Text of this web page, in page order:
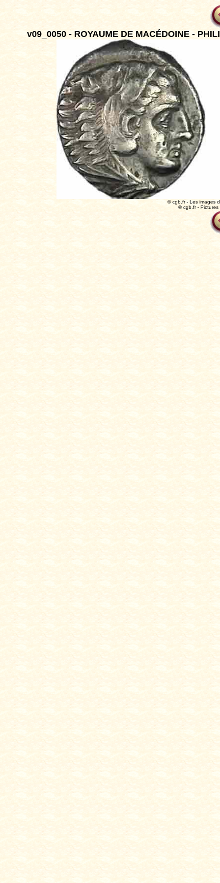
v09_0050 - ROYAUME DE MACÉDOINE -
© cgb.fr - Les images
© cgb.fr - Pictures